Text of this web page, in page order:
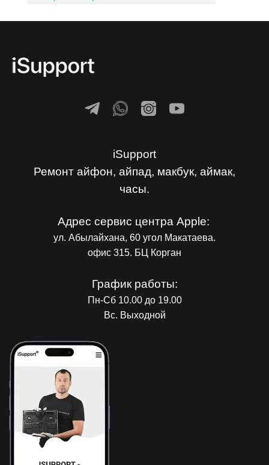
iSupport
Ремонт айфон, айпад, макбук, аймак,
часы.
Адрес сервис центра Apple:
ул. Абылайхана, 60 угол Макатаева.
офис 315. БЦ Корган
График работы:
Пн-Сб 10.00 до 19.00
Вс. Выходной